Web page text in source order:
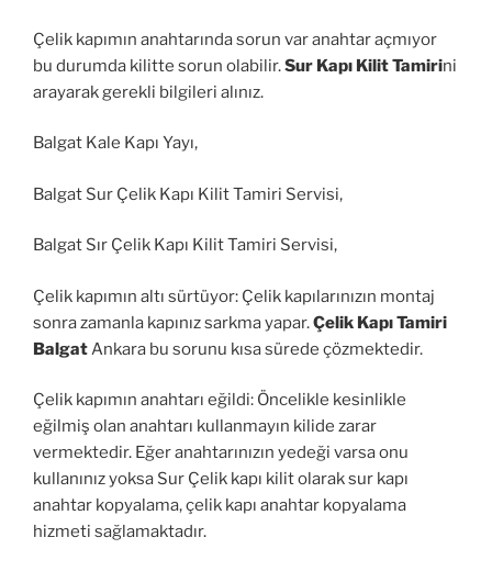
Çelik kapımın anahtarında sorun var anahtar açmıyor
bu durumda kilitte sorun olabilir.Sur Kapı Kilit Tamirini
arayarak gerekli bilgileri alınız.
Balgat Kale Kapı Yayı,
Balgat Sur Çelik Kapı Kilit Tamiri Servisi,
Balgat Sır Çelik Kapı Kilit Tamiri Servisi,
Çelik kapımın altı sürtüyor: Çelik kapılarınızın montaj
sonra zamanla kapınız sarkma yapar.Çelik Kapı Tamiri
Balgat Ankara bu sorunu kısa sürede çözmektedir.
Çelik kapımın anahtarı eğildi: Öncelikle kesinlikle
eğilmiş olan anahtarı kullanmayın kilide zarar
vermektedir. Eğer anahtarınızın yedeği varsa onu
kullanınız yoksa Sur Çelik kapı kilit olarak sur kapı
anahtar kopyalama, çelik kapı anahtar kopyalama
hizmeti sağlamaktadır.